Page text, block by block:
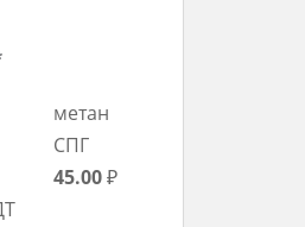
метан
СПГ
45.00₽